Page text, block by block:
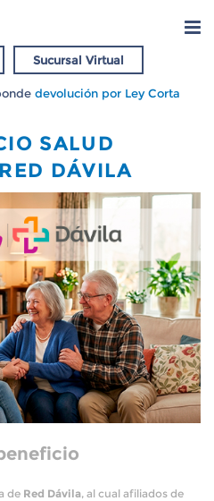
Sucursal Virtual
devolución por Ley Corta
SALUD
DÁVILA
de Red Dávila, al cual afiliados de